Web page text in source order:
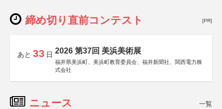
締め切り直前コンテスト [PR]
あと 33 日 2026 第37回 美浜美術展
福井県美浜町、美浜町教育委員会、福井新聞社、関西電力株
式会社
ニュース 一覧